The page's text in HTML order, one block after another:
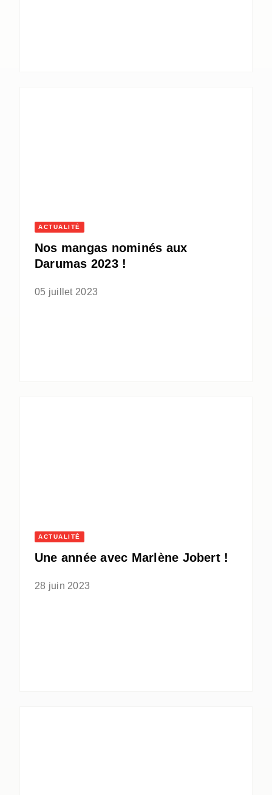
ACTUALITÉ
Nos mangas nominés aux
Darumas 2023 !
05 juillet 2023
ACTUALITÉ
Une année avec Marlène Jobert !
28 juin 2023